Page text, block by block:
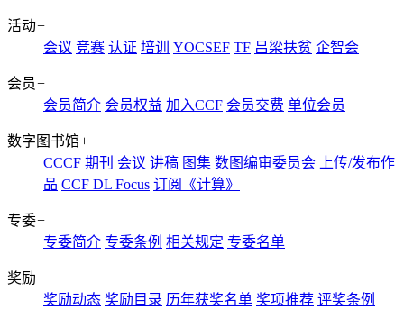
活动+
会议 竞赛 认证 培训 YOCSEF TF 吕梁扶贫 企智会
会员+
会员简介 会员权益 加入CCF 会员交费 单位会员
数字图书馆+
CCCF 期刊 会议 讲稿 图集 数图编审委员会
上传/发布作
品 CCF DL Focus 订阅《计算》
专委+
专委简介 专委条例 相关规定 专委名单
奖励+
奖励动态 奖励目录 历年获奖名单 奖项推荐 评奖条例